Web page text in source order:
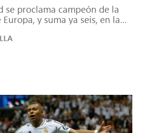
se proclama campeón de la
y suma ya seis, en la